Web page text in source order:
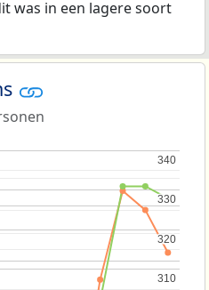
was in een lagere soort
310
310
320
320
330
330
340
340